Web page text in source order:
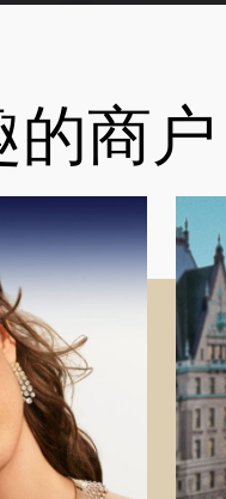
的商户